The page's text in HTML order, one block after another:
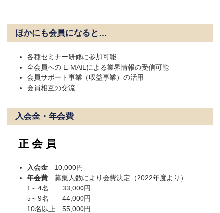
ほかにも会員になると…
各種セミナー研修に参加可能
全会員への E-MAILによる業界情報の受信可能
会員サポート事業（収益事業）の活用
会員相互の交流
入会金・年会費
正 会 員
入会金 10,000円
年会費 募集人数により会費決定（2022年度より）
1～4名 33,000円
5～9名 44,000円
10名以上 55,000円